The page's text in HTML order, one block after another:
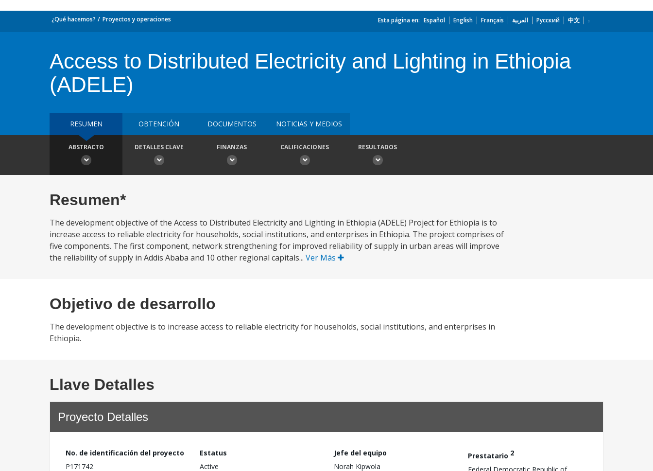
¿Qué hacemos? Proyectos y operaciones Esta página en: Español English Français العربية Русский 中文
Access to Distributed Electricity and Lighting in Ethiopia
(ADELE)
RESUMEN OBTENCIÓN DOCUMENTOS NOTICIAS Y MEDIOS
ABSTRACTO DETALLES CLAVE FINANZAS CALIFICACIONES RESULTADOS
Resumen*
The development objective of the Access to Distributed Electricity and Lighting in Ethiopia (ADELE) Project for Ethiopia is to
increase access to reliable electricity for households, social institutions, and enterprises in Ethiopia. The project comprises of
five components. The first component, network strengthening for improved reliability of supply in urban areas will improve
the reliability of supply in Addis Ababa and 10 other regional capitals... Ver Más
Objetivo de desarrollo
The development objective is to increase access to reliable electricity for households, social institutions, and enterprises in
Ethiopia.
Llave Detalles
Proyecto Detalles
No. de identificación del proyecto
P171742
Estatus
Active
Jefe del equipo
Norah Kipwola
Prestatario 2
Federal Democratic Republic of